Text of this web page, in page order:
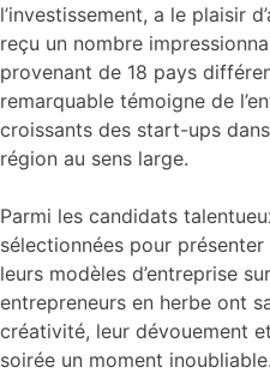
l’investissement, a le plaisir
reçu un nombre
provenant de 18 pays
remarquable témoigne de
croissants des start-ups
région au sens large.
Parmi les candidats
sélectionnées pour
leurs modèles d’entreprise
entrepreneurs en herbe ont
créativité, leur dévouement
soirée un moment inoubliable.